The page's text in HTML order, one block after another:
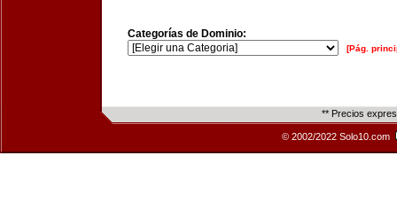
Categorías de Dominio:
[Pág.
** Precios
© 2002/2022 Solo10.com